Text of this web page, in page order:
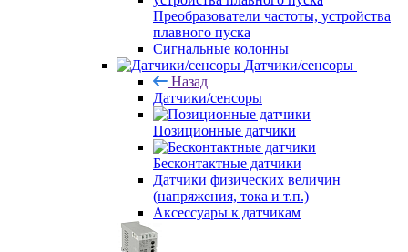
Преобразователи частоты, устройства
плавного пуска
Сигнальные колонны
Датчики/сенсоры
Назад
Датчики/сенсоры
Позиционные датчики
Бесконтактные датчики
Датчики физических величин
(напряжения, тока и т.п.)
Аксессуары к датчикам